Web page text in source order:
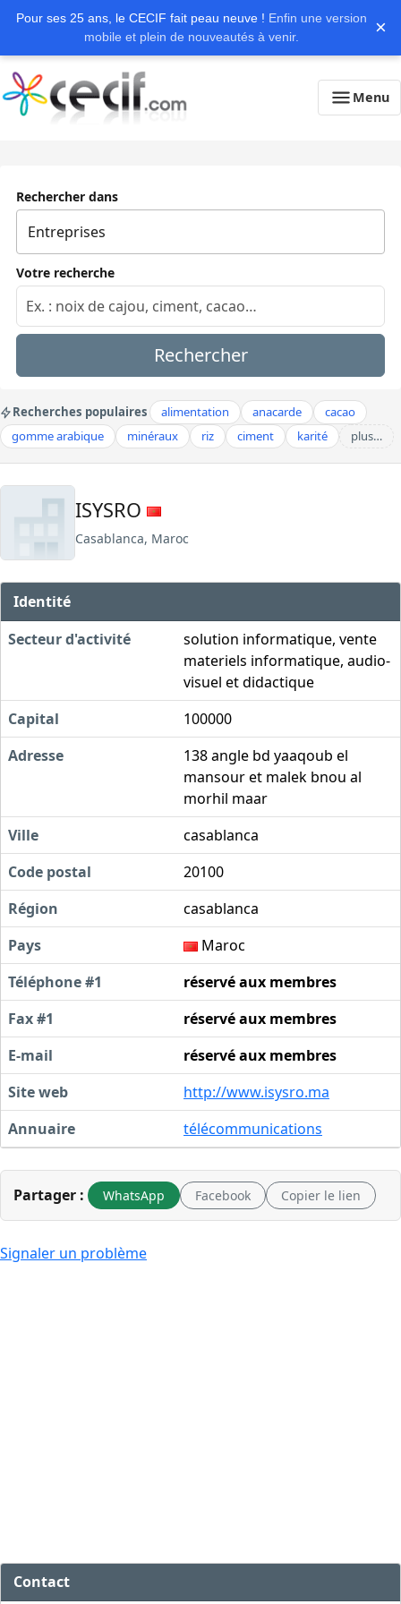
Pour ses 25 ans, le CECIF fait peau neuve ! Enfin une version
mobile et plein de nouveautés à venir.
×
Menu
Rechercher dans
Votre recherche
Rechercher
Recherches populaires alimentation anacarde
cacao
gomme arabique
minéraux riz ciment karité plus…
ISYSRO
Casablanca, Maroc
Identité
Secteur d'activité
solution informatique, vente
materiels informatique, audio-
visuel et didactique
Capital
100000
Adresse
138 angle bd yaaqoub el
mansour et malek bnou al
morhil maar
Ville
casablanca
Code postal
20100
Région
casablanca
Pays
Maroc
Téléphone #1
réservé aux membres
Fax #1
réservé aux membres
E-mail
réservé aux membres
Site web
http://www.isysro.ma
Annuaire
télécommunications
Partager : WhatsApp Facebook Copier le lien
Signaler un problème
Contact